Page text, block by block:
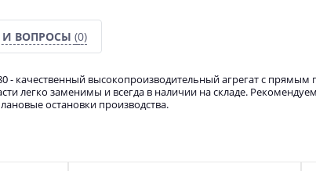
ВОПРОСЫ (0)
- качественный высокопроизводительный агрегат с
легко заменимы и всегда в наличии на складе.
остановки производства.